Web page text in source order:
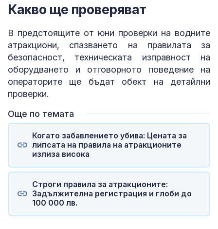
Какво ще проверяват
В предстоящите от юни проверки на водните
атракциони, спазването на правилата за
безопасност, техническата изправност на
оборудването и отговорното поведение на
операторите ще бъдат обект на детайлни
проверки.
Още по темата
Когато забавлението убива: Цената за
липсата на правила на атракционите
излиза висока
Строги правила за атракционите:
Задължителна регистрация и глоби до
100 000 лв.